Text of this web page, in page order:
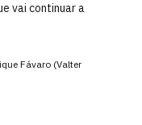
vai continuar a
Fávaro (Valter